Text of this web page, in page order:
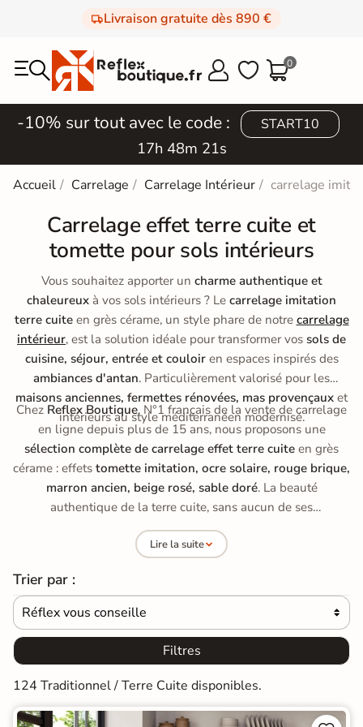
Livraison gratuite dès 890 €
  0
-10% sur tout avec le code : START10
17h 48m 18s
Accueil Carrelage Carrelage Intérieur carrelage
Carrelage effet terre cuite et
tomette pour sols intérieurs
Vous souhaitez apporter un charme authentique et
chaleureux à vos sols intérieurs ? Le carrelage imitation
terre cuiteen grès cérame, un style phare de notre carrelage
intérieur, est la solution idéale pour transformer vos sols de
cuisine, séjour, entrée et couloiren espaces inspirés des
ambiances d'antan. Particulièrement valorisé pour les
maisons anciennes, fermettes rénovées, mas provençaux et
intérieurs au style méditerranéen modernisé.
Chez Reflex Boutique, N°1 français de la vente de carrelage
en ligne depuis plus de 15 ans, nous proposons une
sélection complète de carrelage effet terre cuite en grès
cérame : effets tomette imitation, ocre solaire, rouge brique,
marron ancien, beige rosé, sable doré. La beauté
authentique de la terre cuite, sans aucun de ses
inconvénients d'entretien. Prix direct usine, échantillons
gratuits, livraison offerte dès 890 €.
Lire la suite
Trier par :
Réflex vous conseille 
Filtres
124 Traditionnel / Terre Cuite disponibles.